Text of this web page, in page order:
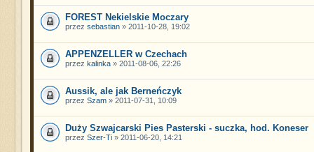
FOREST Nekielskie Moczary
przez sebastian» 2011-10-28, 19:02
APPENZELLER w Czechach
przez kalinka» 2011-08-06, 22:26
Aussik, ale jak Berneńczyk
przez Szam» 2011-07-31, 10:09
Duży Szwajcarski Pies Pasterski - suczka, hod. Koneser
przez Szer-Ti» 2011-06-20, 14:21